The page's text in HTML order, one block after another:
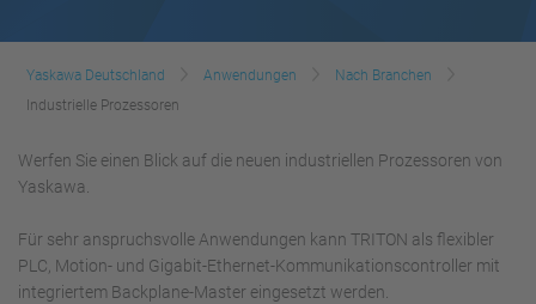
Yaskawa Deutschland Anwendungen
Nach Branchen
Industrielle Prozessoren
Werfen Sie einen Blick auf die neuen industriellen Prozessoren von
Yaskawa.
Für sehr anspruchsvolle Anwendungen kann TRITON als flexibler
PLC, Motion- und Gigabit-Ethernet-Kommunikationscontroller mit
integriertem Backplane-Master eingesetzt werden.